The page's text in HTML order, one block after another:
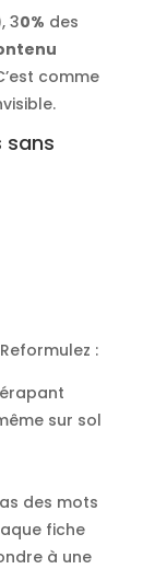
30% des
comme
sans
:
sur sol
des mots
fiche
à une